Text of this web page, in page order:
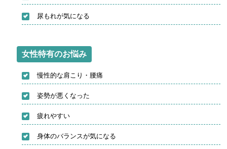
尿もれが気になる
女性特有のお悩み
慢性的な肩こり・腰痛
姿勢が悪くなった
疲れやすい
身体のバランスが気になる